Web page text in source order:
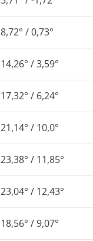
8,72° / 0,73°
14,26° / 3,59°
17,32° / 6,24°
21,14° / 10,0°
23,38° / 11,85°
23,04° / 12,43°
18,56° / 9,07°